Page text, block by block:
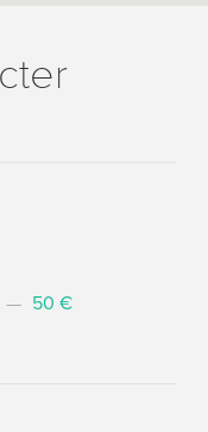
— 50 €